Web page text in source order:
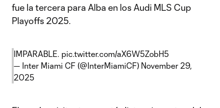
fue la tercera para Alba en los Audi MLS Cup
Playoffs 2025.
IMPARABLE. pic.twitter.com/aX6W5ZobH5
— Inter Miami CF (@InterMiamiCF) November 29,
2025